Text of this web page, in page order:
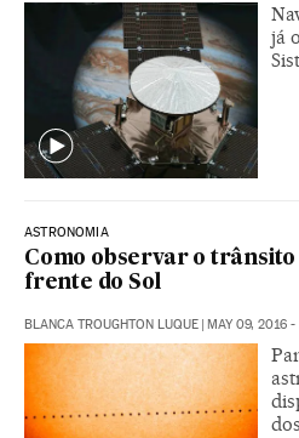
já
ASTRONOMIA
Como observar o
frente do Sol
BLANCA TROUGHTON LUQUE | MAY 09, 2016